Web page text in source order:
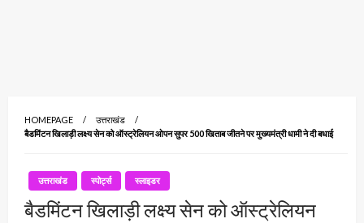
HOMEPAGE
उत्तराखंड
बैडमिंटन खिलाड़ी लक्ष्य सेन को ऑस्ट्रेलियन ओपन सुपर 500 खिताब जीतने पर मुख्यमंत्री धामी ने दी बधाई
उत्तराखंड स्पोर्ट्स स्लाइडर
बैडमिंटन खिलाड़ी लक्ष्य सेन को ऑस्ट्रेलियन